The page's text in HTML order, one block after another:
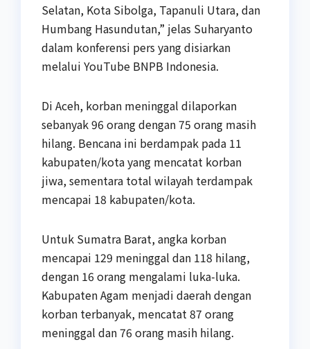
Selatan, Kota Sibolga, Tapanuli Utara, dan
Humbang Hasundutan,” jelas Suharyanto
dalam konferensi pers yang disiarkan
melalui YouTube BNPB Indonesia.
Di Aceh, korban meninggal dilaporkan
sebanyak 96 orang dengan 75 orang masih
hilang. Bencana ini berdampak pada 11
kabupaten/kota yang mencatat korban
jiwa, sementara total wilayah terdampak
mencapai 18 kabupaten/kota.
Untuk Sumatra Barat, angka korban
mencapai 129 meninggal dan 118 hilang,
dengan 16 orang mengalami luka-luka.
Kabupaten Agam menjadi daerah dengan
korban terbanyak, mencatat 87 orang
meninggal dan 76 orang masih hilang.